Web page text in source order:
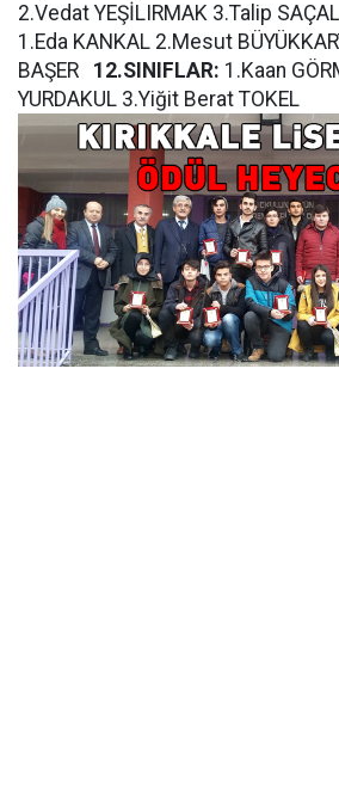
2.Vedat YEŞİLIRMAK 3.Talip
1.Eda KANKAL 2.Mesut
BAŞER 12.SINIFLAR: 1.Kaan
YURDAKUL 3.Yiğit Berat TOKEL